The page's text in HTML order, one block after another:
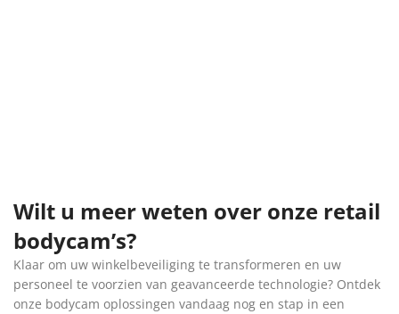
Wilt u meer weten over onze retail
bodycam’s?
Klaar om uw winkelbeveiliging te transformeren en uw
personeel te voorzien van geavanceerde technologie? Ontdek
onze bodycam oplossingen vandaag nog en stap in een